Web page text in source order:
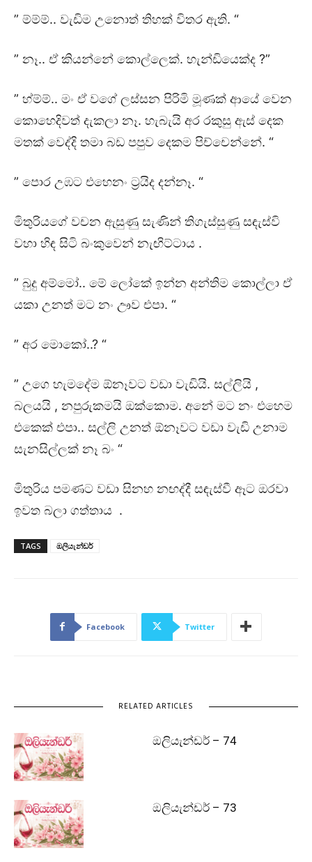
” ම්ම්ම්.. වැඩිම උනොත් තිහක් විතර ඇති. “
” නෑ.. ඒ කියන්නේ කොල්ලෙක්. හැන්ඩියෙක්ද ?”
” හ්ම්ම්.. මං ඒ වගේ ලස්සන පිරිමි මූණක් ආයේ වෙන
කොහෙදිවත් දැකලා නෑ. හැබැයි අර රකුසු ඇස් දෙක
මතක් වෙද්දි තමා බඩ පපුව දෙකම පිච්චෙන්නේ. “
” පොර උඹට එහෙනං ට්‍රයිද දන්නෑ. “
මිතුරියගේ වචන ඇසුණු සැණින් තිගැස්සුණු සඳැස්වි
වහා හිඳ සිටි බංකුවෙන් නැඟිට්ටාය .
” බුදු අම්මෝ.. මේ ලෝකේ ඉන්න අන්තිම කොල්ලා ඒ
යකා උනත් මට නං ඌව එපා. “
” අර මොකෝ..? “
” උගෙ හැමදේම ඕනෑවට වඩා වැඩියි. සල්ලියි ,
බලයයි , නපුරුකමයි ඔක්කොම. අනේ මට නං එහෙම
එකෙක් එපා.. සල්ලි උනත් ඕනෑවට වඩා වැඩි උනාම
සැනසිල්ලක් නෑ බං “
මිතුරිය පමණට වඩා සිනහ නඟද්දී සඳැස්වී ඈට ඔරවා
ඉවත බලා ගත්තාය .
TAGS ඔලියැන්ඩර්
Facebook Twitter
RELATED ARTICLES
ඔලියැන්ඩර් – 74
ඔලියැන්ඩර් – 73